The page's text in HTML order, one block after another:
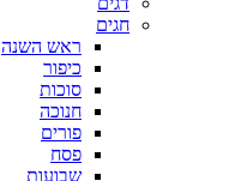
חגים
ראש השנה
כיפור
סוכות
חנוכה
פורים
פסח
שבועות